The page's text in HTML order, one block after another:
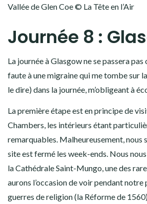
Vallée de Glen Coe © La Tête en l’Air
Journée 8 :
La journée à Glasgow ne se passera
faute à une migraine qui me tombe sur
le dire) dans la journée, m’obligeant à
La première étape est en principe de
Chambers, les intérieurs étant
remarquables. Malheureusement, nous
site est fermé les week-ends. Nous
la Cathédrale Saint-Mungo, une des
aurons l’occasion de voir pendant notre
guerres de religion (la Réforme de